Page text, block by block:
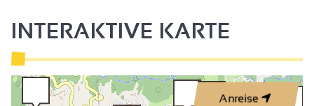
INTERAKTIVE KARTE
Anreise